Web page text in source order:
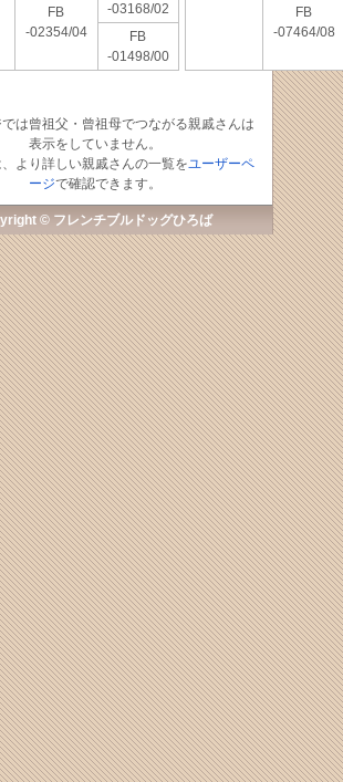
FB
-02354/04
-03168/02
FB
-01498/00
FB
-07464/08
は曾祖父・曾祖母でつながる親戚さんは
表示をしていません。
より詳しい親戚さんの一覧をユーザーペ
ージで確認できます。
© フレンチブルドッグひろば